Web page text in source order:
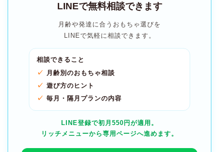
LINEで無料相談できます
月齢や発達に合うおもちゃ選びを
LINEで気軽に相談できます。
相談できること
月齢別のおもちゃ相談
遊び方のヒント
毎月・隔月プランの内容
LINE登録で初月550円が適用。
リッチメニューから専用ページへ進めます。